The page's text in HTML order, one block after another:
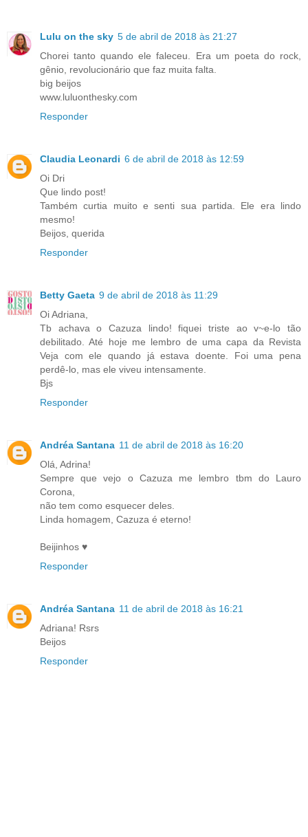
Lulu on the sky 5 de abril de 2018 às 21:27
Chorei tanto quando ele faleceu. Era um poeta do rock,
gênio, revolucionário que faz muita falta.
big beijos
www.luluonthesky.com
Responder
Claudia Leonardi 6 de abril de 2018 às 12:59
Oi Dri
Que lindo post!
Também curtia muito e senti sua partida. Ele era lindo
mesmo!
Beijos, querida
Responder
Betty Gaeta 9 de abril de 2018 às 11:29
Oi Adriana,
Tb achava o Cazuza lindo! fiquei triste ao v~e-lo tão
debilitado. Até hoje me lembro de uma capa da Revista
Veja com ele quando já estava doente. Foi uma pena
perdê-lo, mas ele viveu intensamente.
Bjs
Responder
Andréa Santana 11 de abril de 2018 às 16:20
Olá, Adrina!
Sempre que vejo o Cazuza me lembro tbm do Lauro
Corona,
não tem como esquecer deles.
Linda homagem, Cazuza é eterno!
Beijinhos ♥
Responder
Andréa Santana 11 de abril de 2018 às 16:21
Adriana! Rsrs
Beijos
Responder